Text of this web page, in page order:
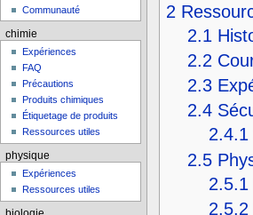
2
2.1
2.2
2.3
2.4
2.4.1
2.5
2.5.1
2.5.2
Communauté
chimie
Expériences
FAQ
Précautions
Produits chimiques
Étiquetage de produits
Ressources utiles
physique
Expériences
Ressources utiles